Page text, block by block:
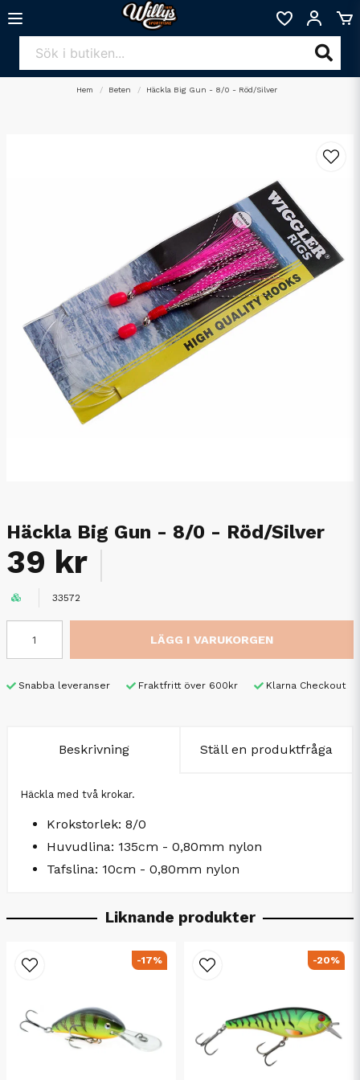
Hem Beten Häckla Big Gun - 8/0 - Röd/Silver
Häckla Big Gun - 8/0 - Röd/Silver
39 kr
33572
LÄGG I VARUKORGEN
Snabba leveranser Fraktfritt över 600kr Klarna Checkout
Beskrivning Ställ en produktfråga
Häckla med två krokar.
Krokstorlek: 8/0
Huvudlina: 135cm - 0,80mm nylon
Tafslina: 10cm - 0,80mm nylon
Liknande produkter
-17% -20%